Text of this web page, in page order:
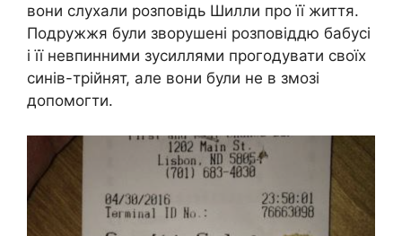
вони слухали розповідь Шилли про її життя.
Подружжя були зворушені розповіддю бабусі
і її невпинними зусиллями прогодувати своїх
синів-трійнят, але вони були не в змозі
допомогти.